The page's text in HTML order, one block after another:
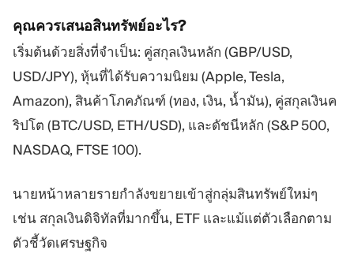
คุณควรเสนอสินทรัพย์อะไร?
เริ่มต้นด้วยสิ่งที่จำเป็น: คู่สกุลเงินหลัก (GBP/USD,
USD/JPY), หุ้นที่ได้รับความนิยม (Apple, Tesla,
Amazon), สินค้าโภคภัณฑ์ (ทอง, เงิน, น้ำมัน), คู่สกุลเงินค
ริปโต (BTC/USD, ETH/USD), และดัชนีหลัก (S&P 500,
NASDAQ, FTSE 100).
นายหน้าหลายรายกำลังขยายเข้าสู่กลุ่มสินทรัพย์ใหม่ๆ
เช่น สกุลเงินดิจิทัลที่มากขึ้น, ETF และแม้แต่ตัวเลือกตาม
ตัวชี้วัดเศรษฐกิจ